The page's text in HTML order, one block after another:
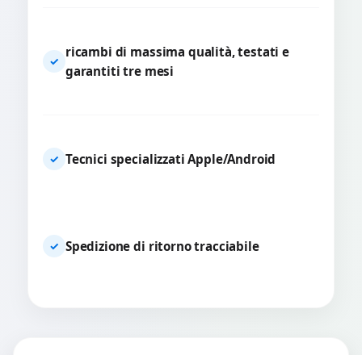
✓
ricambi di massima qualità, testati e
garantiti tre mesi
✓ Tecnici specializzati Apple/Android
✓ Spedizione di ritorno tracciabile